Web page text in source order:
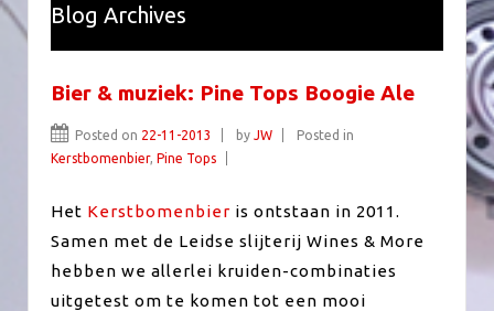
Blog Archives
Bier & muziek: Pine Tops Boogie Ale
Posted on 22-11-2013 by JW
Posted in
Kerstbomenbier, Pine Tops
Het Kerstbomenbier is ontstaan in 2011.
Samen met de Leidse slijterij Wines & More
hebben we allerlei kruiden-combinaties
uitgetest om te komen tot een mooi